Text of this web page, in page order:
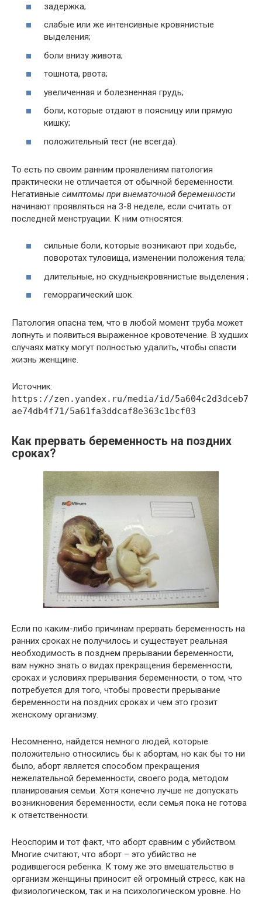
задержка;
слабые или же интенсивные кровянистые
выделения;
боли внизу живота;
тошнота, рвота;
увеличенная и болезненная грудь;
боли, которые отдают в поясницу или прямую
кишку;
положительный тест (не всегда).
То есть по своим ранним проявлениям патология
практически не отличается от обычной беременности.
Негативные симптомы при внематочной беременности
начинают проявляться на 3-8 неделе, если считать от
последней менструации. К ним относятся:
сильные боли, которые возникают при ходьбе,
поворотах туловища, изменении положения тела;
длительные, но скудныекровянистые выделения ;
геморрагический шок.
Патология опасна тем, что в любой момент труба может
лопнуть и появиться выраженное кровотечение. В худших
случаях матку могут полностью удалить, чтобы спасти
жизнь женщине.
Источник:
https://zen.yandex.ru/media/id/5a604c2d3dceb7
ae74db4f71/5a61fa3ddcaf8e363c1bcf03
Как прервать беременность на поздних
сроках?
Если по каким-либо причинам прервать беременность на
ранних сроках не получилось и существует реальная
необходимость в позднем прерывании беременности,
вам нужно знать о видах прекращения беременности,
сроках и условиях прерывания беременности, о том, что
потребуется для того, чтобы провести прерывание
беременности на поздних сроках и чем это грозит
женскому организму.
Несомненно, найдется немного людей, которые
положительно относились бы к абортам, но как бы то ни
было, аборт является способом прекращения
нежелательной беременности, своего рода, методом
планирования семьи. Хотя конечно лучше не допускать
возникновения беременности, если семья пока не готова
к ответственности.
Неоспорим и тот факт, что аборт сравним с убийством.
Многие считают, что аборт – это убийство не
родившегося ребенка. К тому же это вмешательство в
организм женщины приносит ей огромный стресс, как на
физиологическом, так и на психологическом уровне. Но